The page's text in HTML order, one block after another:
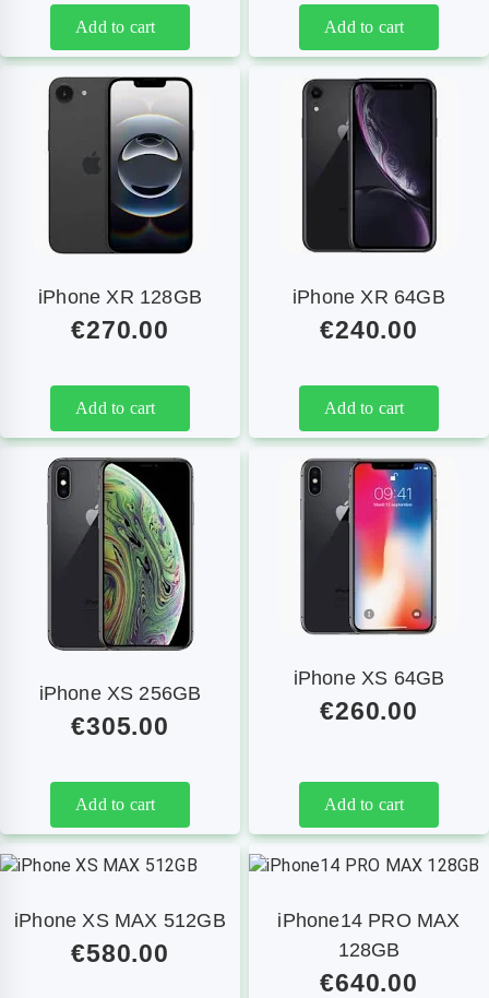
Add to cart Add to cart
iPhone XR 128GB
€270.00
Add to cart
iPhone XR 64GB
€240.00
Add to cart
iPhone XS 256GB
€305.00
Add to cart
iPhone XS 64GB
€260.00
Add to cart
iPhone XS MAX 512GB
€580.00
iPhone14 PRO MAX
128GB
€640.00